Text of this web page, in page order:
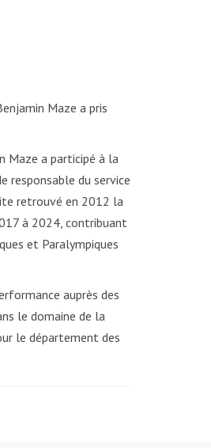
Maze a pris
Maze a participé à la
responsable du service
retrouvé en 2012 la
à 2024, contribuant
et Paralympiques
auprès des
le domaine de la
le département des